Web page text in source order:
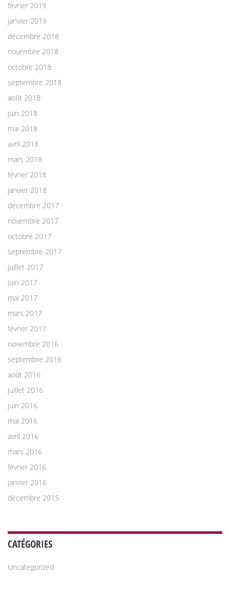
février 2019
janvier 2019
décembre 2018
novembre 2018
octobre 2018
septembre 2018
août 2018
juin 2018
mai 2018
avril 2018
mars 2018
février 2018
janvier 2018
décembre 2017
novembre 2017
octobre 2017
septembre 2017
juillet 2017
juin 2017
mai 2017
mars 2017
février 2017
novembre 2016
septembre 2016
août 2016
juillet 2016
juin 2016
mai 2016
avril 2016
mars 2016
février 2016
janvier 2016
décembre 2015
CATÉGORIES
Uncategorized